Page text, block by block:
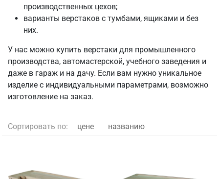
производственных цехов;
варианты верстаков с тумбами, ящиками и без
них.
У нас можно купить верстаки для промышленного
производства, автомастерской, учебного заведения и
даже в гараж и на дачу. Если вам нужно уникальное
изделие с индивидуальными параметрами, возможно
изготовление на заказ.
Сортировать по: цене названию